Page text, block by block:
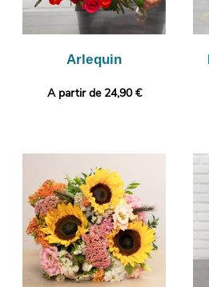
Arlequin
A partir de 24,90 €